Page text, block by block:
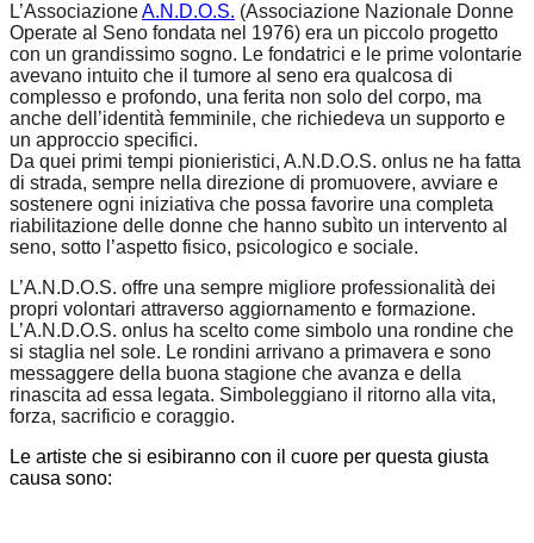
L’AssociazioneA.N.D.O.S. (Associazione Nazionale Donne
Operate al Seno fondata nel 1976) era un piccolo progetto
con un grandissimo sogno. Le fondatrici e le prime volontarie
avevano intuito che il tumore al seno era qualcosa di
complesso e profondo, una ferita non solo del corpo, ma
anche dell’identità femminile, che richiedeva un supporto e
un approccio specifici.
Da quei primi tempi pionieristici, A.N.D.O.S. onlus ne ha fatta
di strada, sempre nella direzione di promuovere, avviare e
sostenere ogni iniziativa che possa favorire una completa
riabilitazione delle donne che hanno subìto un intervento al
seno, sotto l’aspetto fisico, psicologico e sociale.
L’A.N.D.O.S. offre una sempre migliore professionalità dei
propri volontari attraverso aggiornamento e formazione.
L’A.N.D.O.S. onlus ha scelto come simbolo una rondine che
si staglia nel sole. Le rondini arrivano a primavera e sono
messaggere della buona stagione che avanza e della
rinascita ad essa legata. Simboleggiano il ritorno alla vita,
forza, sacrificio e coraggio.
Le artiste che si esibiranno con il cuore per questa giusta
causa sono: